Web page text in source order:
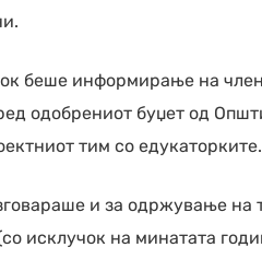
беше информирање на
одобрениот буџет од
тим со едукаторките.
и за одржување
исклучок на минатата